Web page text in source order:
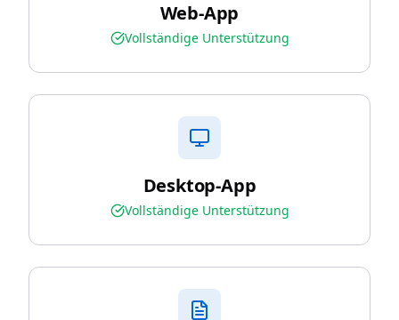
Web-App
Vollständige Unterstützung
Desktop-App
Vollständige Unterstützung